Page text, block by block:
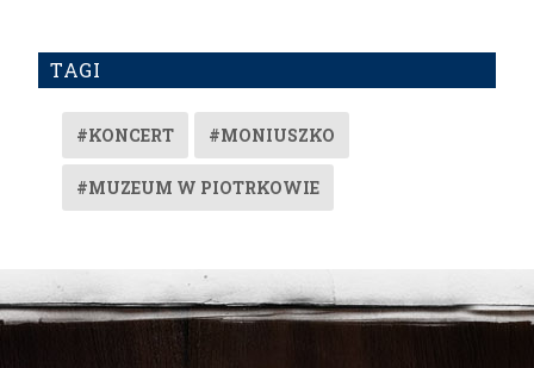
TAGI
#KONCERT #MONIUSZKO
#MUZEUM W PIOTRKOWIE